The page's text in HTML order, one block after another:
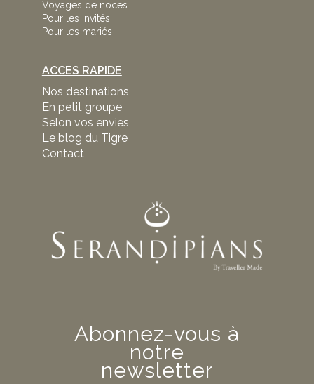
Voyages de noces
Pour les invités
Pour les mariés
ACCES RAPIDE
Nos destinations
En petit groupe
Selon vos envies
Le blog du Tigre
Contact
Abonnez-vous à
notre
newsletter